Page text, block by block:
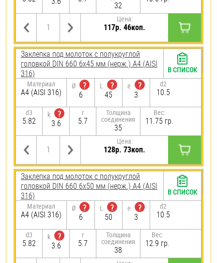
32
Цена:
117р. 46коп.
Заклепка под молоток с полукруглой
головкой DIN 660 6х45 мм (нерж.) A4 (AISI
316)
Материал
A4 (AISI 316)
Ø
?
6
L
?
45
e
?
3
d2
10.5
d3
5.82
k
?
3.6
r
5.7
Толщина
соединения
35
Вес:
11.75 гр.
Цена:
128р. 73коп.
В СПИСОК
Заклепка под молоток с полукруглой
головкой DIN 660 6х50 мм (нерж.) A4 (AISI
316)
Материал
A4 (AISI 316)
Ø
?
6
L
?
50
e
?
3
d2
10.5
d3
5.82
k
?
3.6
r
5.7
Толщина
соединения
38
Вес:
12.9 гр.
В СПИСОК